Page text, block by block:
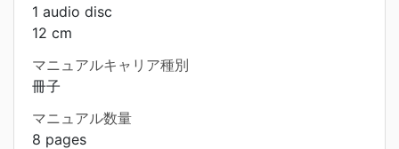
1 audio disc
12 cm
マニュアルキャリア種別
冊子
マニュアル数量
8 pages